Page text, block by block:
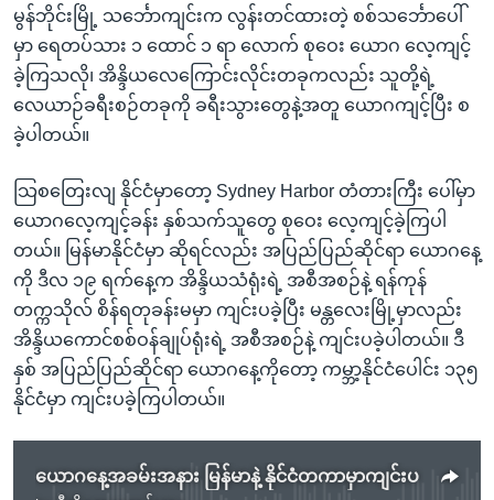
မွန်ဘိုင်းမြို့ သင်္ဘောကျင်းက လွန်းတင်ထားတဲ့ စစ်သင်္ဘောပေါ်
မှာ ရေတပ်သား ၁ ထောင် ၁ ရာ လောက် စုဝေး ယောဂ လေ့ကျင့်
ခဲ့ကြသလို၊ အိန္ဒိယလေကြောင်းလိုင်းတခုကလည်း သူတို့ရဲ့
လေယာဉ်ခရီးစဉ်တခုကို ခရီးသွားတွေနဲ့အတူ ယောဂကျင့်ပြီး စ
ခဲ့ပါတယ်။
သြစတြေးလျ နိုင်ငံမှာတော့ Sydney Harbor တံတားကြီး ပေါ်မှာ
ယောဂလေ့ကျင့်ခန်း နှစ်သက်သူတွေ စုဝေး လေ့ကျင့်ခဲ့ကြပါ
တယ်။ မြန်မာနိုင်ငံမှာ ဆိုရင်လည်း အပြည်ပြည်ဆိုင်ရာ ယောဂနေ့
ကို ဒီလ ၁၉ ရက်နေ့က အိန္ဒိယသံရုံးရဲ့ အစီအစဉ်နဲ့ ရန်ကုန်
တက္ကသိုလ် စိန်ရတုခန်းမမှာ ကျင်းပခဲ့ပြီး မန္တလေးမြို့မှာလည်း
အိန္ဒိယကောင်စစ်ဝန်ချုပ်ရုံးရဲ့ အစီအစဉ်နဲ့ ကျင်းပခဲ့ပါတယ်။ ဒီ
နှစ် အပြည်ပြည်ဆိုင်ရာ ယောဂနေ့ကိုတော့ ကမ္ဘာ့နိုင်ငံပေါင်း ၁၃၅
နိုင်ငံမှာ ကျင်းပခဲ့ကြပါတယ်။
ယောဂနေ့အခမ်းအနား မြန်မာနဲ့ နိုင်ငံတကာမှာကျင်းပ